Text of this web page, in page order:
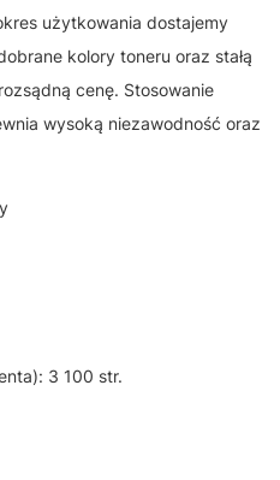
użytkowania dostajemy
kolory toneru oraz stałą
cenę. Stosowanie
wysoką niezawodność oraz
3 100 str.